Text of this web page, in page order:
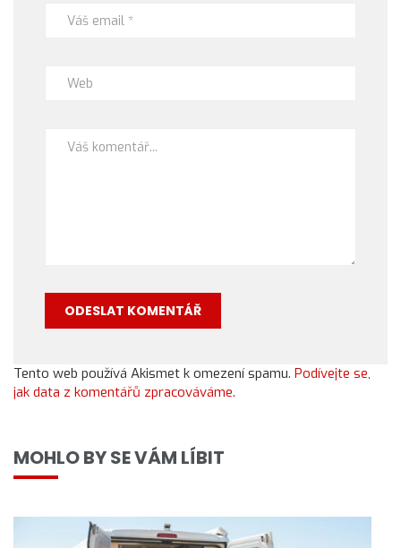
Tento web používá Akismet k omezení spamu. Podívejte se,
jak data z komentářů zpracováváme.
MOHLO BY SE VÁM LÍBIT